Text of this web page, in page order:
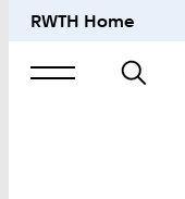
RWTH Home
Suche
nach